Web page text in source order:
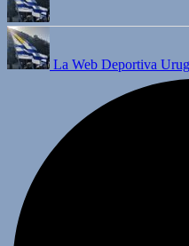
La Web Deportiva